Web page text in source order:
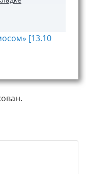
[13.10